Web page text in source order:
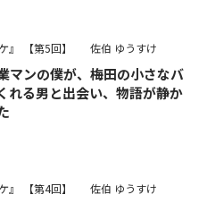
』 【第5回】 佐伯 ゆうすけ
マンの僕が、梅田の小さなバ
れる男と出会い、物語が静か
』 【第4回】 佐伯 ゆうすけ